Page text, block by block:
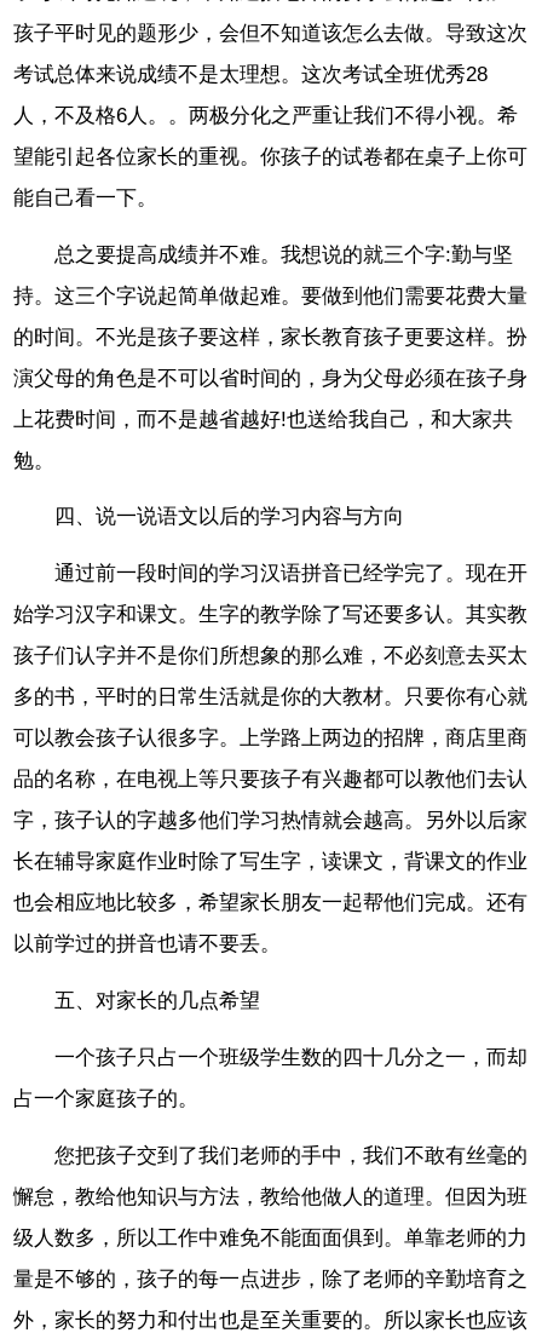
孩子平时见的题形少，会但不知道该怎么去做。导致这次
考试总体来说成绩不是太理想。这次考试全班优秀28
人，不及格6人。。两极分化之严重让我们不得小视。希
望能引起各位家长的重视。你孩子的试卷都在桌子上你可
能自己看一下。
总之要提高成绩并不难。我想说的就三个字:勤与坚
持。这三个字说起简单做起难。要做到他们需要花费大量
的时间。不光是孩子要这样，家长教育孩子更要这样。扮
演父母的角色是不可以省时间的，身为父母必须在孩子身
上花费时间，而不是越省越好!也送给我自己，和大家共
勉。
四、说一说语文以后的学习内容与方向
通过前一段时间的学习汉语拼音已经学完了。现在开
始学习汉字和课文。生字的教学除了写还要多认。其实教
孩子们认字并不是你们所想象的那么难，不必刻意去买太
多的书，平时的日常生活就是你的大教材。只要你有心就
可以教会孩子认很多字。上学路上两边的招牌，商店里商
品的名称，在电视上等只要孩子有兴趣都可以教他们去认
字，孩子认的字越多他们学习热情就会越高。另外以后家
长在辅导家庭作业时除了写生字，读课文，背课文的作业
也会相应地比较多，希望家长朋友一起帮他们完成。还有
以前学过的拼音也请不要丢。
五、对家长的几点希望
一个孩子只占一个班级学生数的四十几分之一，而却
占一个家庭孩子的。
您把孩子交到了我们老师的手中，我们不敢有丝毫的
懈怠，教给他知识与方法，教给他做人的道理。但因为班
级人数多，所以工作中难免不能面面俱到。单靠老师的力
量是不够的，孩子的每一点进步，除了老师的辛勤培育之
外，家长的努力和付出也是至关重要的。所以家长也应该